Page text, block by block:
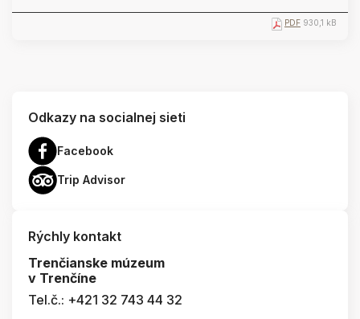
PDF 930,1 kB
Odkazy na socialnej sieti
Facebook
Trip Advisor
Rýchly kontakt
Trenčianske múzeum
v Trenčíne
Tel.č.: +421 32 743 44 32